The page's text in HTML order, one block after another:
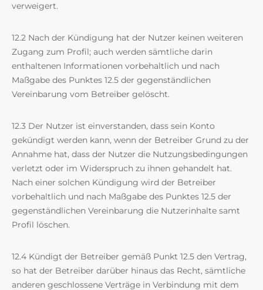
verweigert.
12.2 Nach der Kündigung hat der Nutzer keinen weiteren
Zugang zum Profil; auch werden sämtliche darin
enthaltenen Informationen vorbehaltlich und nach
Maßgabe des Punktes 12.5 der gegenständlichen
Vereinbarung vom Betreiber gelöscht.
12.3 Der Nutzer ist einverstanden, dass sein Konto
gekündigt werden kann, wenn der Betreiber Grund zu der
Annahme hat, dass der Nutzer die Nutzungsbedingungen
verletzt oder im Widerspruch zu ihnen gehandelt hat.
Nach einer solchen Kündigung wird der Betreiber
vorbehaltlich und nach Maßgabe des Punktes 12.5 der
gegenständlichen Vereinbarung die Nutzerinhalte samt
Profil löschen.
12.4 Kündigt der Betreiber gemäß Punkt 12.5 den Vertrag,
so hat der Betreiber darüber hinaus das Recht, sämtliche
anderen geschlossene Verträge in Verbindung mit dem